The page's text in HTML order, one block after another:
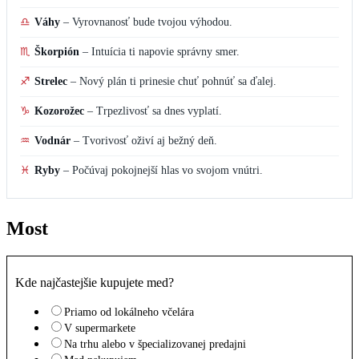
♎ Váhy – Vyrovnanosť bude tvojou výhodou.
♏ Škorpión – Intuícia ti napovie správny smer.
♐ Strelec – Nový plán ti prinesie chuť pohnúť sa ďalej.
♑ Kozorožec – Trpezlivosť sa dnes vyplatí.
♒ Vodnár – Tvorivosť oživí aj bežný deň.
♓ Ryby – Počúvaj pokojnejší hlas vo svojom vnútri.
Most
Kde najčastejšie kupujete med?
Priamo od lokálneho včelára
V supermarkete
Na trhu alebo v špecializovanej predajni